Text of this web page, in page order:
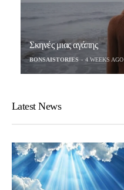
Σκηνές μιας αγάπης
BONSAISTORIES 4 WEEKS AGO
Latest News